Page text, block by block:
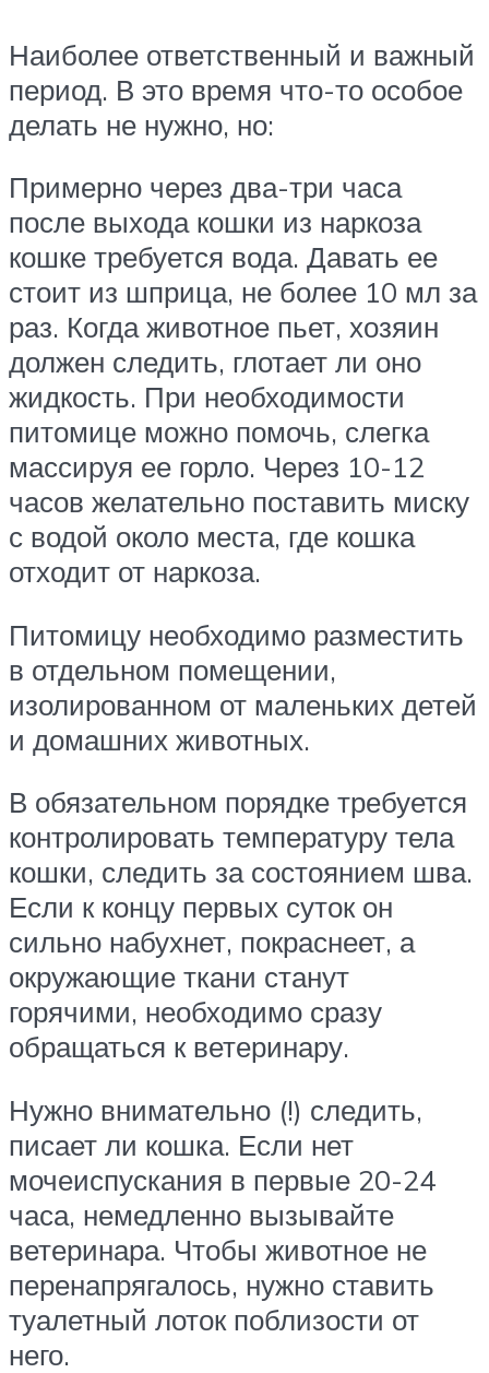
Наиболее ответственный и важный
период. В это время что-то особое
делать не нужно, но:
Примерно через два-три часа
после выхода кошки из наркоза
кошке требуется вода. Давать ее
стоит из шприца, не более 10 мл за
раз. Когда животное пьет, хозяин
должен следить, глотает ли оно
жидкость. При необходимости
питомице можно помочь, слегка
массируя ее горло. Через 10-12
часов желательно поставить миску
с водой около места, где кошка
отходит от наркоза.
Питомицу необходимо разместить
в отдельном помещении,
изолированном от маленьких детей
и домашних животных.
В обязательном порядке требуется
контролировать температуру тела
кошки, следить за состоянием шва.
Если к концу первых суток он
сильно набухнет, покраснеет, а
окружающие ткани станут
горячими, необходимо сразу
обращаться к ветеринару.
Нужно внимательно (!) следить,
писает ли кошка. Если нет
мочеиспускания в первые 20-24
часа, немедленно вызывайте
ветеринара. Чтобы животное не
перенапрягалось, нужно ставить
туалетный лоток поблизости от
него.